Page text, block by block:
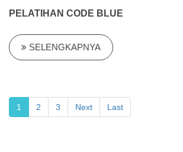
PELATIHAN CODE BLUE
SELENGKAPNYA
1 2 3 Next Last